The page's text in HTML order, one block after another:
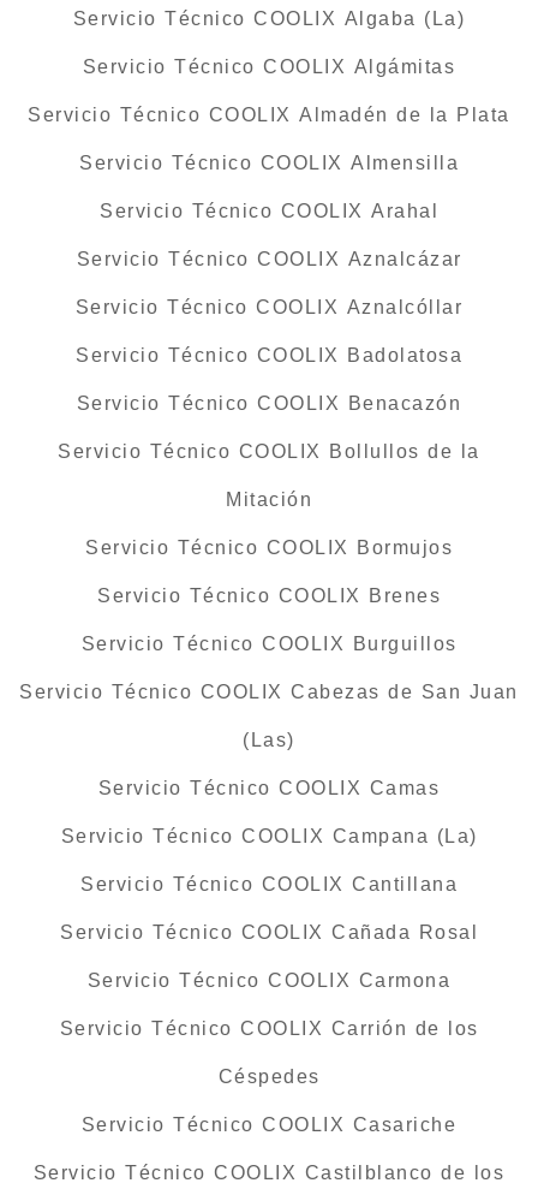
Servicio Técnico COOLIX Algaba (La)
Servicio Técnico COOLIX Algámitas
Servicio Técnico COOLIX Almadén de la Plata
Servicio Técnico COOLIX Almensilla
Servicio Técnico COOLIX Arahal
Servicio Técnico COOLIX Aznalcázar
Servicio Técnico COOLIX Aznalcóllar
Servicio Técnico COOLIX Badolatosa
Servicio Técnico COOLIX Benacazón
Servicio Técnico COOLIX Bollullos de la
Mitación
Servicio Técnico COOLIX Bormujos
Servicio Técnico COOLIX Brenes
Servicio Técnico COOLIX Burguillos
Servicio Técnico COOLIX Cabezas de San Juan
(Las)
Servicio Técnico COOLIX Camas
Servicio Técnico COOLIX Campana (La)
Servicio Técnico COOLIX Cantillana
Servicio Técnico COOLIX Cañada Rosal
Servicio Técnico COOLIX Carmona
Servicio Técnico COOLIX Carrión de los
Céspedes
Servicio Técnico COOLIX Casariche
Servicio Técnico COOLIX Castilblanco de los